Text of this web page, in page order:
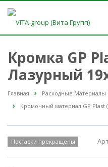
Кромка GP
Лазурный
Главная
Расходные Материалы
Кромочный материал GP Plast
Поставки прекращены